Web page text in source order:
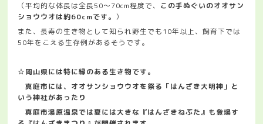
（平均的な体長は全長50～70cm程度で、 この手ぬぐいのオオサン
ショウウオは約60cmです。 ）
また、長寿の生き物として知られ野生でも10年以上、飼育下では
50年をこえる生存例があるそうです。
☆岡山県には特に縁のある生き物です。
真庭市には、オオサンショウウオを祭る「はんざき大明神」と
いう神社があったり
真庭市湯原温泉では夏には大きな『はんざきねぶた』も登場す